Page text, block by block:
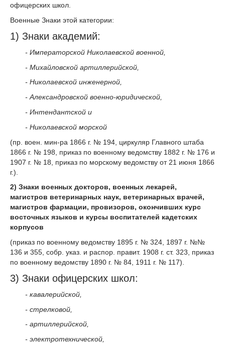
офицерских школ.
Военные Знаки этой категории:
1) Знаки академий:
- Императорской Николаевской военной,
- Михайловской артиллерийской,
- Николаевской инженерной,
- Александровской военно-юридической,
- Интендантской и
- Николаевской морской
(пр. воен. мин-ра 1866 г. № 194, циркуляр Главного штаба
1866 г. № 198, приказ по военному ведомству 1882 г. № 176 и
1907 г. № 18, приказ по морскому ведомству от 21 июня 1866
г.).
2) Знаки военных докторов, военных лекарей,
магистров ветеринарных наук, ветеринарных врачей,
магистров фармации, провизоров, окончивших курс
восточных языков и курсы воспитателей кадетских
корпусов
(приказ по военному ведомству 1895 г. № 324, 1897 г. №№
136 и 355, собр. указ. и распор. правит. 1908 г. ст. 323, приказ
по военному ведомству 1890 г. № 84, 1911 г. № 117).
3) Знаки офицерских школ:
- кавалерийской,
- стрелковой,
- артиллерийской,
- электротехнической,